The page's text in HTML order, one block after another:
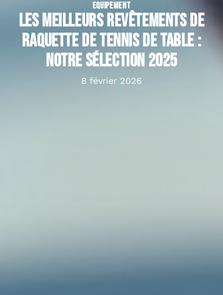
EQUIPEMENT
Les meilleurs revêtements de
raquette de tennis de table :
notre sélection 2025
8 février 2026